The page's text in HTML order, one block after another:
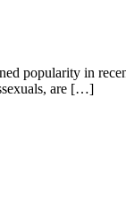
popularity in
are […]